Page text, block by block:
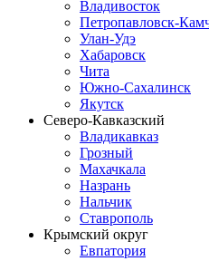
Владивосток
Петропавловск-
Улан-Удэ
Хабаровск
Чита
Южно-Сахалинск
Якутск
Северо-Кавказский
Владикавказ
Грозный
Махачкала
Назрань
Нальчик
Ставрополь
Крымский округ
Евпатория